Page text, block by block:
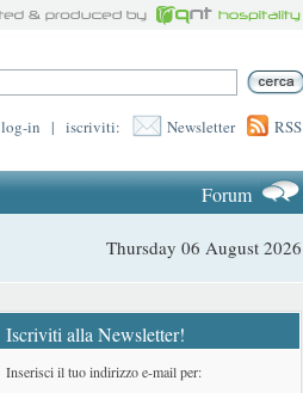
log-in | iscriviti: Newsletter RSS
Forum
Thursday 06 August 2026
Iscriviti alla Newsletter!
Inserisci il tuo indirizzo e-mail per: